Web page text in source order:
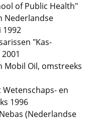
of Public Health"
Nederlandse
1992
"Kas-
Mobil Oil, omstreeks
en
1996
(Nederlandse